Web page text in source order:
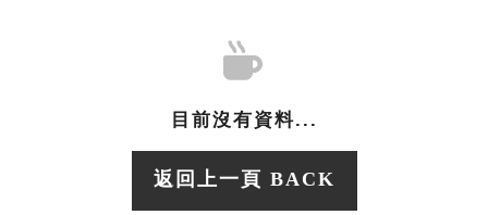
目前沒有資料...
返回上一頁 BACK